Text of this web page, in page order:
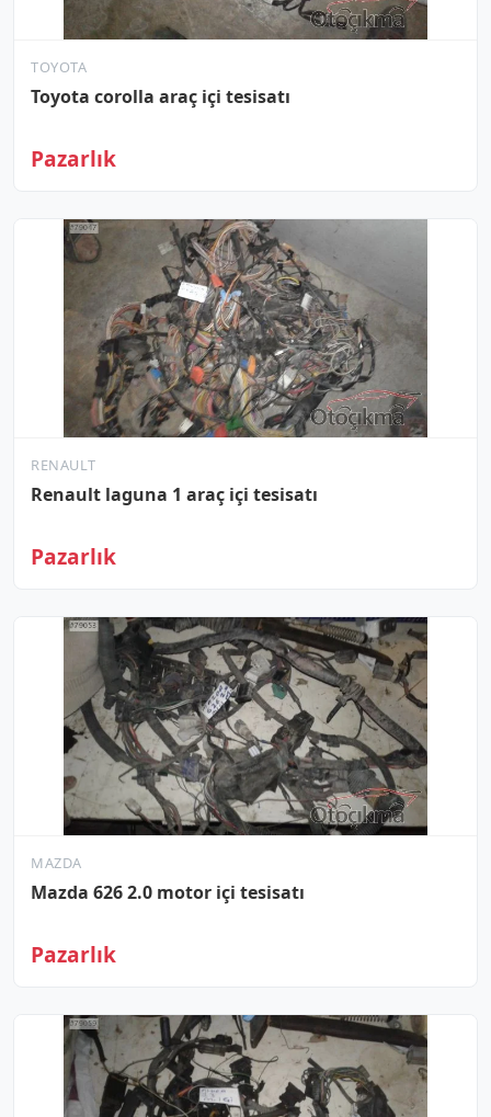
TOYOTA
Toyota corolla araç içi tesisatı
Pazarlık
RENAULT
Renault laguna 1 araç içi tesisatı
Pazarlık
MAZDA
Mazda 626 2.0 motor içi tesisatı
Pazarlık